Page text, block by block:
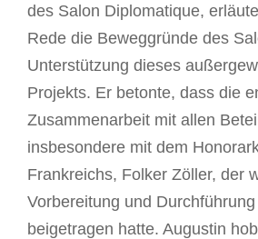
des Salon Diplomatique,
Rede die Beweggründe des
Unterstützung dieses
Projekts. Er betonte, dass die
Zusammenarbeit mit allen
insbesondere mit dem
Frankreichs, Folker Zöller, der
Vorbereitung und
beigetragen hatte. Augustin